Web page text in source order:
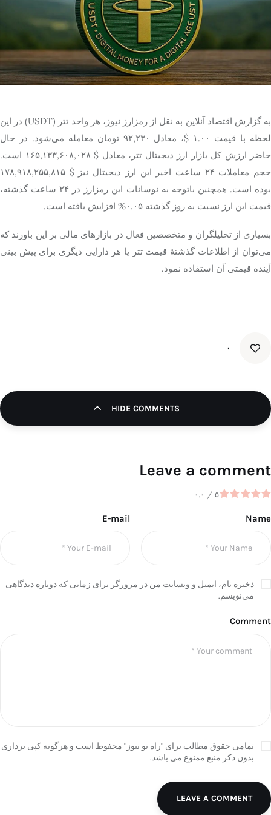
تک کده
پایگاه خبری آبان
به گزارش اقتصاد آنلاین به نقل از رمزارز نیوز، هر واحد تتر (USDT) در این
لحظه با قیمت ۱.۰۰ $، معادل ۹۲,۲۳۰ تومان معامله می‌شود. در حال
حاضر ارزش کل بازار ارز دیجیتال تتر، معادل $ ۱۶۵,۱۳۳,۶۰۸,۰۲۸ است.
حجم معاملات ۲۴ ساعت اخیر این ارز دیجیتال نیز $ ۱۷۸,۹۱۸,۲۵۵,۸۱۵
بوده است. همچنین باتوجه به نوسانات این رمزارز در ۲۴ ساعت گذشته،
قیمت این ارز نسبت به روز گذشته ۰.۰۵% افزایش یافته است.
بسیاری از تحلیلگران و متخصصین فعال در بازار‌های مالی بر این باورند که
می‌توان از اطلاعات گذشتۀ قیمت تتر یا هر دارایی دیگری برای پیش بینی
آینده قیمتی آن استفاده نمود.
۰
HIDE COMMENTS
Leave a comment
۰.۰ / ۵
Name
E-mail
ذخیره نام، ایمیل و وبسایت من در مرورگر برای زمانی که دوباره دیدگاهی
می‌نویسم.
Comment
تمامی حقوق مطالب برای "راه نو نیوز" محفوظ است و هرگونه کپی برداری
بدون ذکر منبع ممنوع می باشد.
LEAVE A COMMENT